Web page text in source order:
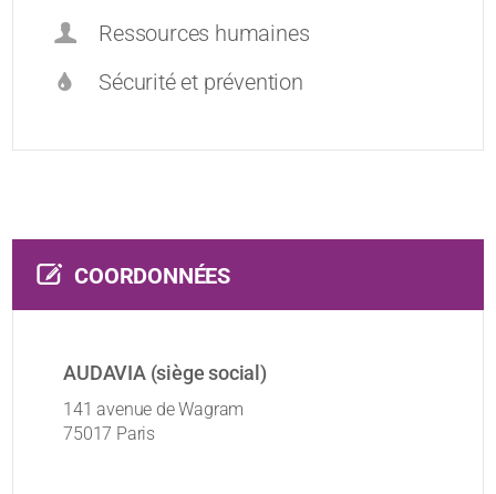
Ressources humaines
Sécurité et prévention
COORDONNÉES
AUDAVIA (siège social)
141 avenue de Wagram
75017 Paris